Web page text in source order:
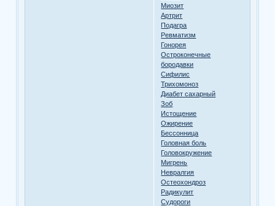
Миозит
Артрит
Подагра
Ревматизм
Гонорея
Остроконечные
бородавки
Сифилис
Трихомоноз
Диабет сахарный
Зоб
Истощение
Ожирение
Бессонница
Головная боль
Головокружение
Мигрень
Невралгия
Остеохондроз
Радикулит
Судороги